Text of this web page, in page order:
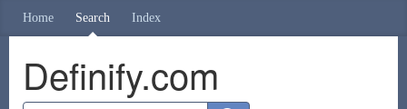
Home Search Index
Definify.com